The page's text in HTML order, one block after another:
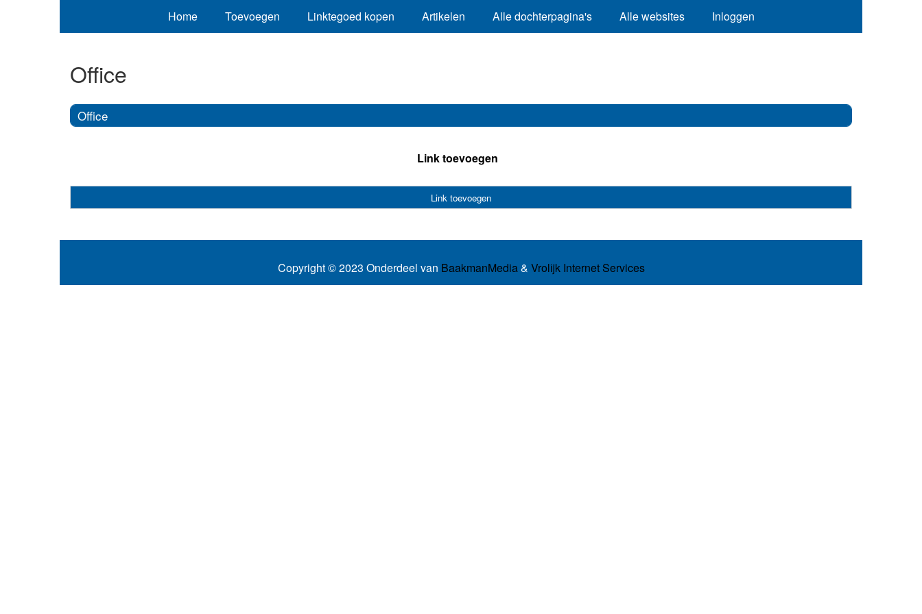
Home Toevoegen Linktegoed kopen Artikelen Alle dochterpagina's Alle websites Inloggen
Office
Office
Link toevoegen
Link toevoegen
Copyright © 2023 Onderdeel van BaakmanMedia& Vrolijk Internet Services